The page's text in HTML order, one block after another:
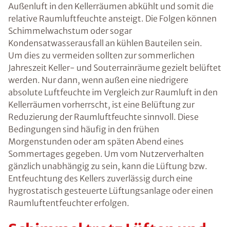
Außenluft in den Kellerräumen abkühlt und somit die
relative Raumluftfeuchte ansteigt. Die Folgen können
Schimmelwachstum oder sogar
Kondensatwasserausfall an kühlen Bauteilen sein.
Um dies zu vermeiden sollten zur sommerlichen
Jahreszeit Keller- und Souterrainräume gezielt belüftet
werden. Nur dann, wenn außen eine niedrigere
absolute Luftfeuchte im Vergleich zur Raumluft in den
Kellerräumen vorherrscht, ist eine Belüftung zur
Reduzierung der Raumluftfeuchte sinnvoll. Diese
Bedingungen sind häufig in den frühen
Morgenstunden oder am späten Abend eines
Sommertages gegeben. Um vom Nutzerverhalten
gänzlich unabhängig zu sein, kann die Lüftung bzw.
Entfeuchtung des Kellers zuverlässig durch eine
hygrostatisch gesteuerte Lüftungsanlage oder einen
Raumluftentfeuchter erfolgen.